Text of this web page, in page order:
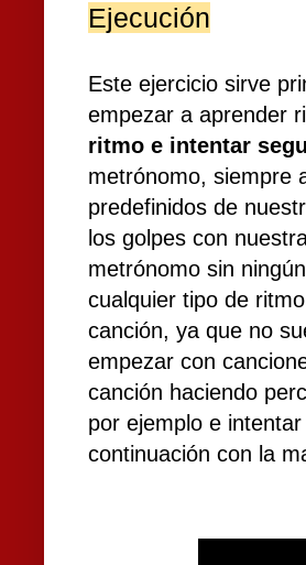
Ejecución
Este ejercicio sirve
empezar a aprender
ritmo e intentar
metrónomo, siempre
predefinidos de
los golpes con
metrónomo sin
cualquier tipo de
canción, ya que no
empezar con
canción haciendo
por ejemplo e
continuación con la